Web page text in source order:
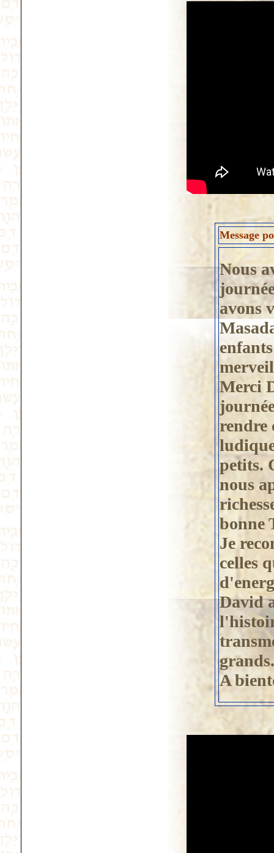
Message
Nous
avons
Merci
rendre
petits.
nous
bonne
Je
celles
David
grands.
A